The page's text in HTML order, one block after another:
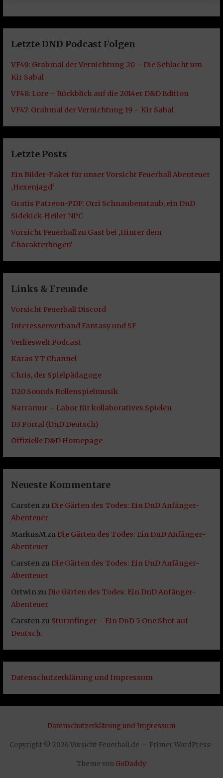
Letzte DND Podcast Folgen
VF49: Grabmal der Vernichtung 20 – Die Schlacht um
Kir Sabal
VF48: Lore – Rückblick auf die 2014er D&D Edition
VF47: Grabmal der Vernichtung 19 – Kir Sabal
Letzte Posts
Ein Bilder-Paket für unser Vorsicht Feuerball Abenteuer
‚Hexenjagd‘
Gratis Patreon-PDF: Orri Schnaubenstaub, ein DnD
Sidekick-Heiler NPC
Vorsicht Feuerball zu Gast bei ‚Hinter dem
Charakterbogen‘
Links & Freunde
Vorsicht Feuerball Discord
Interessenverband Fantasy und SF
Verlieswelt Podcast
Karas YT Channel
Chris, der Spielpädagoge
D20 Sounds Rollenspielmusik
Narramur – Labor für kollaboratives Spielen
D3 Portal (DnD Deutsch)
Offizielle D&D Homepage
Neueste Kommentare
Carstenzu Die Gärten des Todes: Ein DnD Anfänger-
Abenteuer
MarkusMzu Die Gärten des Todes: Ein DnD Anfänger-
Abenteuer
Carstenzu Die Gärten des Todes: Ein DnD Anfänger-
Abenteuer
Ortwinzu Die Gärten des Todes: Ein DnD Anfänger-
Abenteuer
Carstenzu Sturmfinger – Ein DnD 5 One Shot auf
Deutsch
Datenschutzerklärung und Impressum
Datenschutzerklärung und Impressum
Copyright © 2026 Vorsicht-Feuerball.de — Primer WordPress-
Theme von GoDaddy